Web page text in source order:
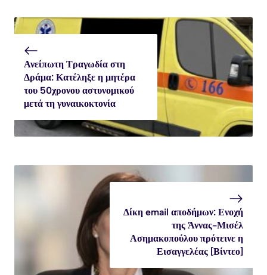
Ανείπωτη Τραγωδία στη
Δράμα: Κατέληξε η μητέρα
του 50χρονου αστυνομικού
μετά τη γυναικοκτονία
Δίκη email αποδήμων: Ενοχή
της Άννας-Μισέλ
Ασημακοπούλου πρότεινε η
Εισαγγελέας [Βίντεο]